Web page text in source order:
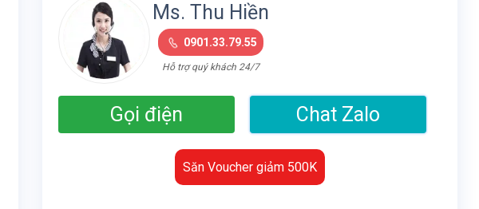
Ms. Thu Hiền
0901.33.79.55
Hỗ trợ quý khách 24/7
Gọi điện Chat Zalo
Săn Voucher giảm 500K